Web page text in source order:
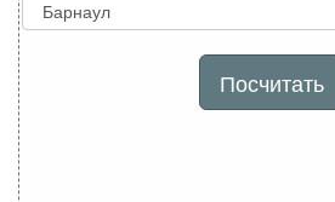
Посчитать